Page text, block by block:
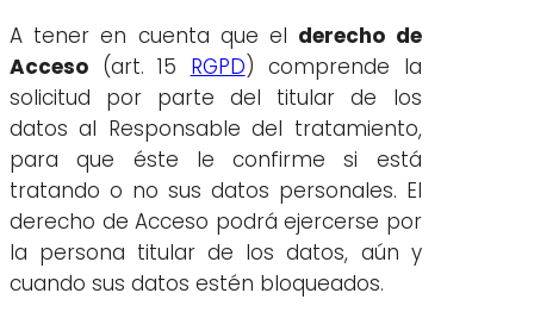
A tener en cuenta que el derecho de
Acceso (art. 15 RGPD) comprende la
solicitud por parte del titular de los
datos al Responsable del tratamiento,
para que éste le confirme si está
tratando o no sus datos personales. El
derecho de Acceso podrá ejercerse por
la persona titular de los datos, aún y
cuando sus datos estén bloqueados.